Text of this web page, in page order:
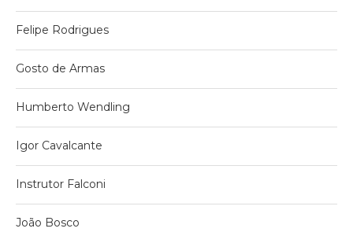
Felipe Rodrigues
Gosto de Armas
Humberto Wendling
Igor Cavalcante
Instrutor Falconi
João Bosco